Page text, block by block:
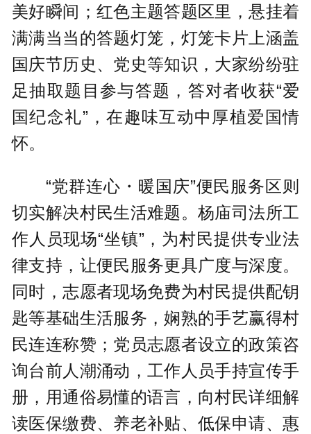
美好瞬间；红色主题答题区里，悬挂着
满满当当的答题灯笼，灯笼卡片上涵盖
国庆节历史、党史等知识，大家纷纷驻
足抽取题目参与答题，答对者收获“爱
国纪念礼”，在趣味互动中厚植爱国情
怀。
“党群连心・暖国庆”便民服务区则
切实解决村民生活难题。杨庙司法所工
作人员现场“坐镇”，为村民提供专业法
律支持，让便民服务更具广度与深度。
同时，志愿者现场免费为村民提供配钥
匙等基础生活服务，娴熟的手艺赢得村
民连连称赞；党员志愿者设立的政策咨
询台前人潮涌动，工作人员手持宣传手
册，用通俗易懂的语言，向村民详细解
读医保缴费、养老补贴、低保申请、惠